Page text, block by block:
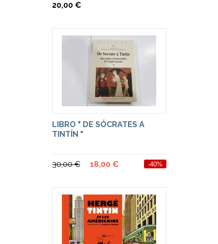
20,00 €
LIBRO " DE SÓCRATES A
TINTÍN "
30,00 € 18,00 € -40%